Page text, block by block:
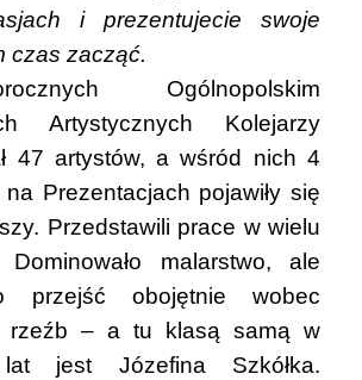
i prezentujecie swoje
czas zacząć.
Ogólnopolskim
Artystycznych Kolejarzy
47 artystów, a wśród nich 4
Prezentacjach pojawiły się
Przedstawili prace w wielu
Dominowało malarstwo, ale
przejść obojętnie wobec
rzeźb – a tu klasą samą w
jest Józefina Szkółka.